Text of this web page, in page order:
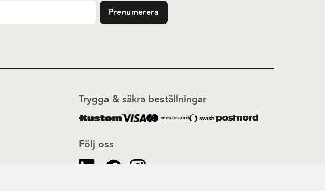
Prenumerera
Följ oss
Trygga & säkra beställningar